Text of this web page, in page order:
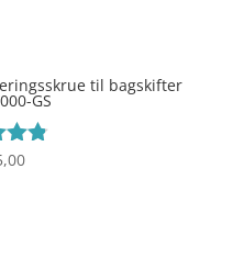
til bagskifter
GS